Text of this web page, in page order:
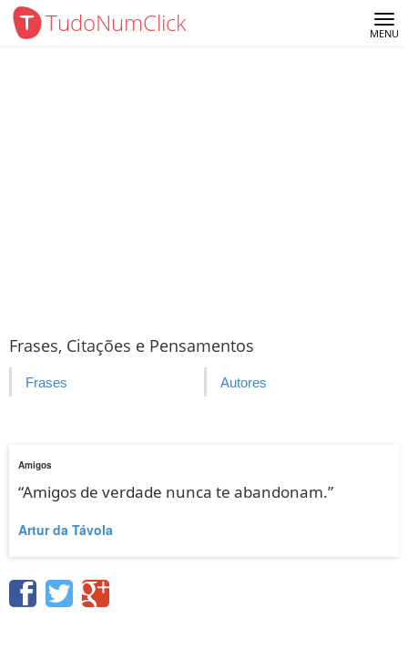
TudoNumClick MENU
Frases, Citações e Pensamentos
Frases Autores
Amigos
“Amigos de verdade nunca te abandonam.”
Artur da Távola